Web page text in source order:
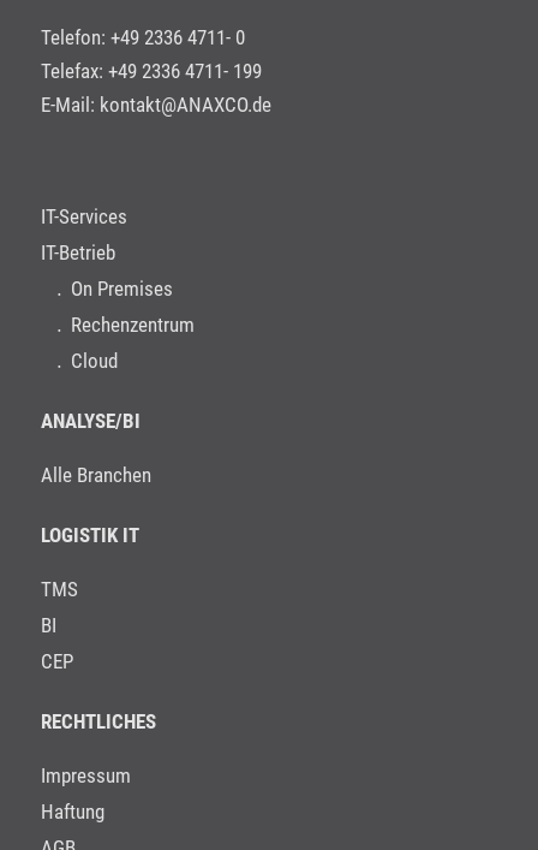
Telefon: +49 2336 4711- 0
Telefax: +49 2336 4711- 199
E-Mail: kontakt@ANAXCO.de
IT-Services
IT-Betrieb
On Premises
Rechenzentrum
Cloud
ANALYSE/BI
Alle Branchen
LOGISTIK IT
TMS
BI
CEP
RECHTLICHES
Impressum
Haftung